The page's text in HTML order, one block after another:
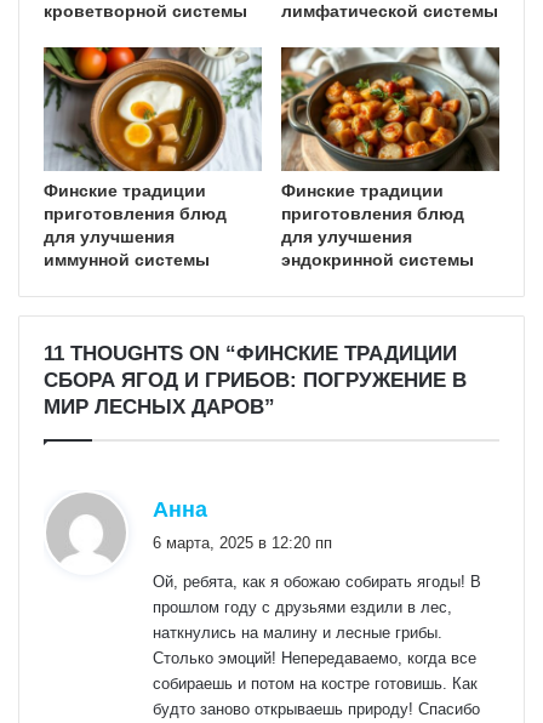
кроветворной системы
лимфатической системы
Финские традиции
приготовления блюд
для улучшения
иммунной системы
Финские традиции
приготовления блюд
для улучшения
эндокринной системы
11 THOUGHTS ON “ФИНСКИЕ ТРАДИЦИИ
СБОРА ЯГОД И ГРИБОВ: ПОГРУЖЕНИЕ В
МИР ЛЕСНЫХ ДАРОВ”
Анна
6 марта, 2025 в 12:20 пп
Ой, ребята, как я обожаю собирать ягоды! В
прошлом году с друзьями ездили в лес,
наткнулись на малину и лесные грибы.
Столько эмоций! Непередаваемо, когда все
собираешь и потом на костре готовишь. Как
будто заново открываешь природу! Спасибо